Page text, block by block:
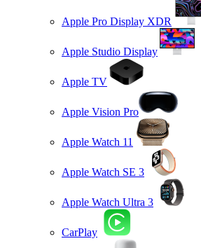
Apple Pro Display XDR
Apple Studio Display
Apple TV
Apple Vision Pro
Apple Watch 11
Apple Watch SE 3
Apple Watch Ultra 3
CarPlay